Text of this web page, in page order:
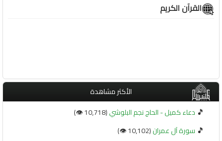
القرآن الكريم
الأكثر مشاهدة
🎵 دعاء كميل - الحاج نجم البلوشي(10,718 👁️)
🎵 سورة آل عمران(10,102 👁️)